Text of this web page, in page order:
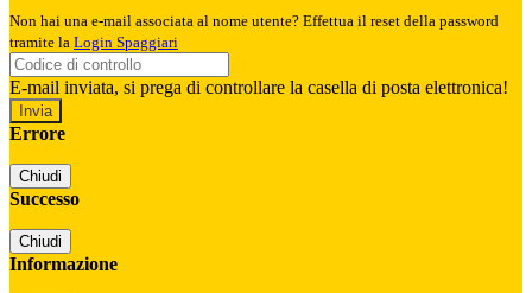
Non hai una e-mail associata al nome utente? Effettua il reset della password
tramite la Login Spaggiari
E-mail inviata, si prega di controllare la casella di posta elettronica!
Errore
Chiudi
Successo
Chiudi
Informazione